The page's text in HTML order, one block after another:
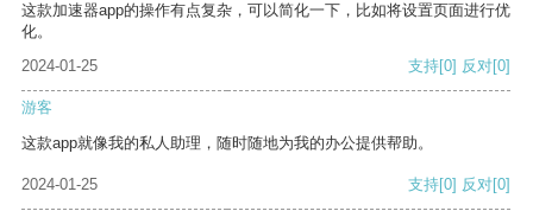
这款加速器app的操作有点复杂，可以简化一下，比如将设置页面进行优
化。
2024-01-25
支持[0] 反对[0]
游客
这款app就像我的私人助理，随时随地为我的办公提供帮助。
2024-01-25 支持[0] 反对[0]